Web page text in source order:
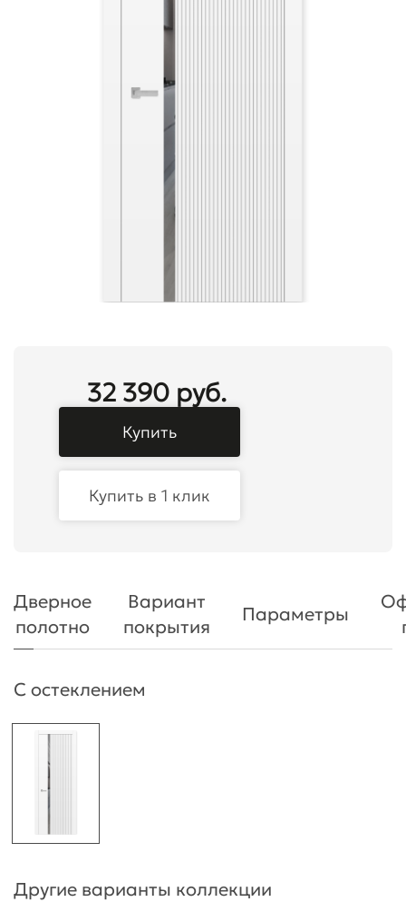
32 390 руб.
Купить
Купить в 1 клик
Дверное
полотно
Вариант
покрытия
Параметры
С остеклением
Другие варианты коллекции